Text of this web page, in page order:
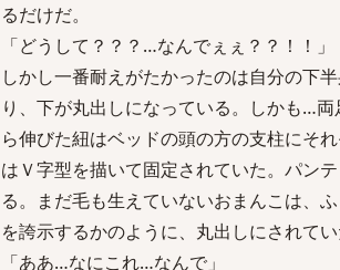
るだけだ。
「どうして？？？…なんでぇぇ？？！！」
しかし一番耐えがたかったのは自分の下
り、下が丸出しになっている。しかも…
ら伸びた紐はベッドの頭の方の支柱にそ
はＶ字型を描いて固定されていた。パン
る。まだ毛も生えていないおまんこは、
を誇示するかのように、丸出しにされてい
「ああ…なにこれ…なんで」